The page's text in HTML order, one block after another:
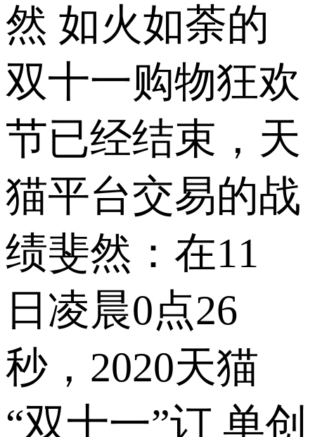
然 如火如荼的
双十一购物狂欢
节已经结束，天
猫平台交易的战
绩斐然：在11
日凌晨0点26
秒，2020天猫
“双十一”订 单创